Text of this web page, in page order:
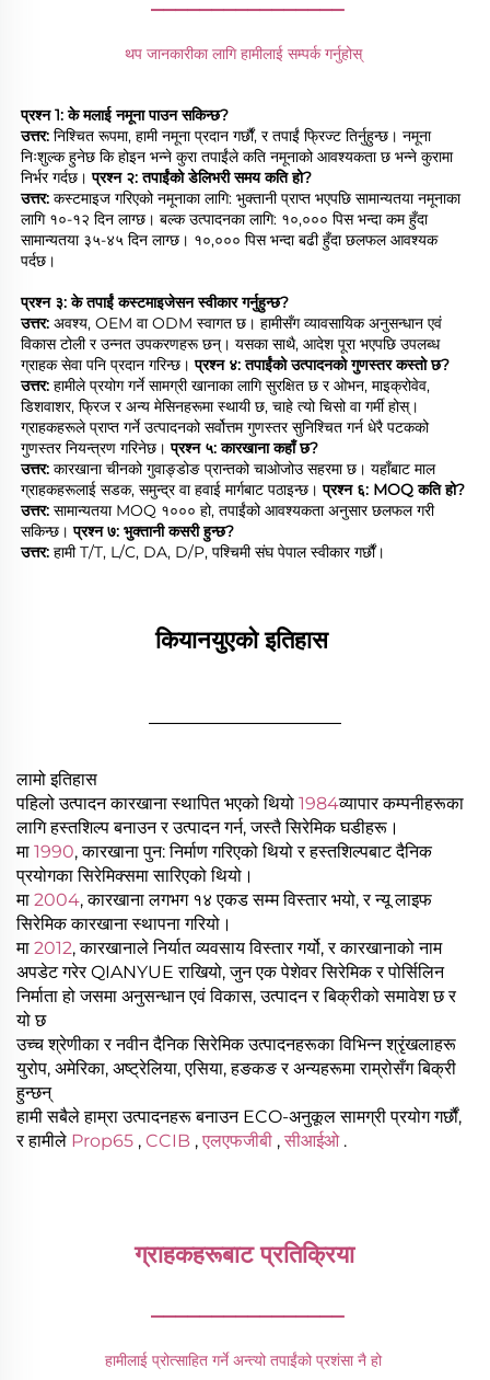
थप जानकारीका लागि हामीलाई सम्पर्क गर्नुहोस्
प्रश्न 1: के मलाई नमूना पाउन सकिन्छ?
उत्तर: निश्चित रूपमा, हामी नमूना प्रदान गर्छौं, र तपाईं फ्रिज्ट तिर्नुहुन्छ। नमूना
निःशुल्क हुनेछ कि होइन भन्ने कुरा तपाईंले कति नमूनाको आवश्यकता छ भन्ने कुरामा
निर्भर गर्दछ। प्रश्न २: तपाईंको डेलिभरी समय कति हो?
उत्तर: कस्टमाइज गरिएको नमूनाका लागि: भुक्तानी प्राप्त भएपछि सामान्यतया नमूनाका
लागि १०-१२ दिन लाग्छ। बल्क उत्पादनका लागि: १०,००० पिस भन्दा कम हुँदा
सामान्यतया ३५-४५ दिन लाग्छ। १०,००० पिस भन्दा बढी हुँदा छलफल आवश्यक
पर्दछ।
प्रश्न ३: के तपाईं कस्टमाइजेसन स्वीकार गर्नुहुन्छ?
उत्तर: अवश्य, OEM वा ODM स्वागत छ। हामीसँग व्यावसायिक अनुसन्धान एवं
विकास टोली र उन्नत उपकरणहरू छन्। यसका साथै, आदेश पूरा भएपछि उपलब्ध
ग्राहक सेवा पनि प्रदान गरिन्छ। प्रश्न ४: तपाईंको उत्पादनको गुणस्तर कस्तो छ?
उत्तर: हामीले प्रयोग गर्ने सामग्री खानाका लागि सुरक्षित छ र ओभन, माइक्रोवेव,
डिशवाशर, फ्रिज र अन्य मेसिनहरूमा स्थायी छ, चाहे त्यो चिसो वा गर्मी होस्।
ग्राहकहरूले प्राप्त गर्ने उत्पादनको सर्वोत्तम गुणस्तर सुनिश्चित गर्न धेरै पटकको
गुणस्तर नियन्त्रण गरिनेछ। प्रश्न ५: कारखाना कहाँ छ?
उत्तर: कारखाना चीनको गुवाङ्डोङ प्रान्तको चाओजोउ सहरमा छ। यहाँबाट माल
ग्राहकहरूलाई सडक, समुन्द्र वा हवाई मार्गबाट पठाइन्छ। प्रश्न ६: MOQ कति हो?
उत्तर: सामान्यतया MOQ १००० हो, तपाईंको आवश्यकता अनुसार छलफल गरी
सकिन्छ। प्रश्न ७: भुक्तानी कसरी हुन्छ?
उत्तर: हामी T/T, L/C, DA, D/P, पश्चिमी संघ पेपाल स्वीकार गर्छौं।
कियानयुएको इतिहास
लामो इतिहास
पहिलो उत्पादन कारखाना स्थापित भएको थियो 1984व्यापार कम्पनीहरूका
लागि हस्तशिल्प बनाउन र उत्पादन गर्न, जस्तै सिरेमिक घडीहरू।
मा 1990, कारखाना पुन: निर्माण गरिएको थियो र हस्तशिल्पबाट दैनिक
प्रयोगका सिरेमिक्समा सारिएको थियो।
मा 2004, कारखाना लगभग १४ एकड सम्म विस्तार भयो, र न्यू लाइफ
सिरेमिक कारखाना स्थापना गरियो।
मा 2012, कारखानाले निर्यात व्यवसाय विस्तार गर्यो, र कारखानाको नाम
अपडेट गरेर QIANYUE राखियो, जुन एक पेशेवर सिरेमिक र पोर्सिलिन
निर्माता हो जसमा अनुसन्धान एवं विकास, उत्पादन र बिक्रीको समावेश छ र
यो छ
उच्च श्रेणीका र नवीन दैनिक सिरेमिक उत्पादनहरूका विभिन्न श्रृंखलाहरू
युरोप, अमेरिका, अष्ट्रेलिया, एसिया, हङकङ र अन्यहरूमा राम्रोसँग बिक्री
हुन्छन्
हामी सबैले हाम्रा उत्पादनहरू बनाउन ECO-अनुकूल सामग्री प्रयोग गर्छौं,
र हामीले Prop65 , CCIB , एलएफजीबी , सीआईओ .
ग्राहकहरूबाट प्रतिक्रिया
________________
हामीलाई प्रोत्साहित गर्ने अन्त्यो तपाईंको प्रशंसा नै हो